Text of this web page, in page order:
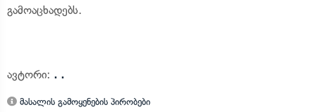
გამოაცხადებს.
ავტორი: . .
მასალის გამოყენების პირობები